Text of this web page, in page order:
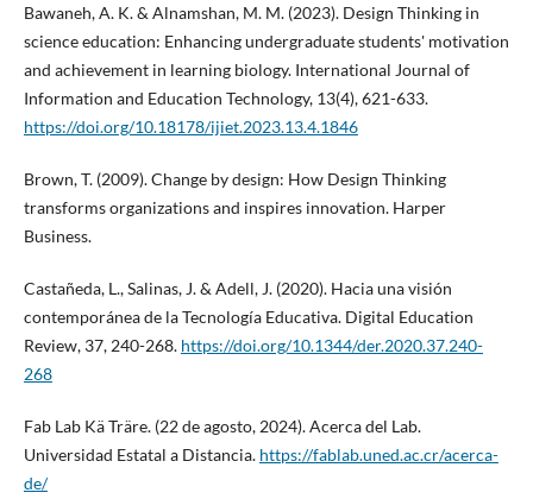
Bawaneh, A. K. & Alnamshan, M. M. (2023). Design Thinking in
science education: Enhancing undergraduate students' motivation
and achievement in learning biology. International Journal of
Information and Education Technology, 13(4), 621-633.
https://doi.org/10.18178/ijiet.2023.13.4.1846
Brown, T. (2009). Change by design: How Design Thinking
transforms organizations and inspires innovation. Harper
Business.
Castañeda, L., Salinas, J. & Adell, J. (2020). Hacia una visión
contemporánea de la Tecnología Educativa. Digital Education
Review, 37, 240-268. https://doi.org/10.1344/der.2020.37.240-
268
Fab Lab Kä Träre. (22 de agosto, 2024). Acerca del Lab.
Universidad Estatal a Distancia. https://fablab.uned.ac.cr/acerca-
de/